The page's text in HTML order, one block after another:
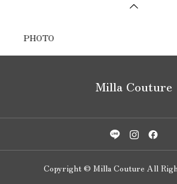
PHOTO
Milla Couture
Copyright © Milla Couture All